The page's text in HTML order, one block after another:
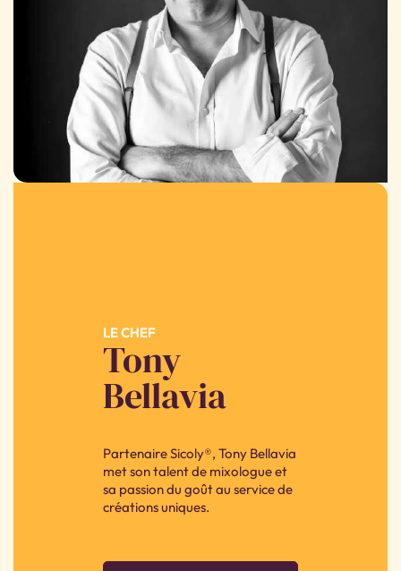
LE CHEF
Tony
Bellavia
Partenaire Sicoly®, Tony Bellavia
met son talent de mixologue et
sa passion du goût au service de
créations uniques.